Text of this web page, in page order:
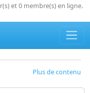
et 0 membre(s) en ligne.
Plus de contenu